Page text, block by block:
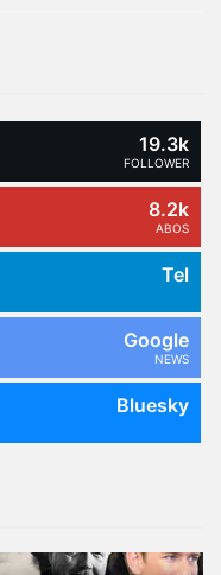
19.3k
FOLLOWER
8.2k
ABOS
Tel
Google
NEWS
Bluesky